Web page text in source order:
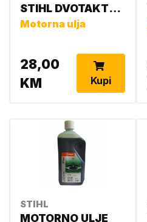
STIHL DVOTAKTOL
SA DOZEROM 0781
Motorna ulja
28,00
KM
Kupi
STIHL
MOTORNO ULJE